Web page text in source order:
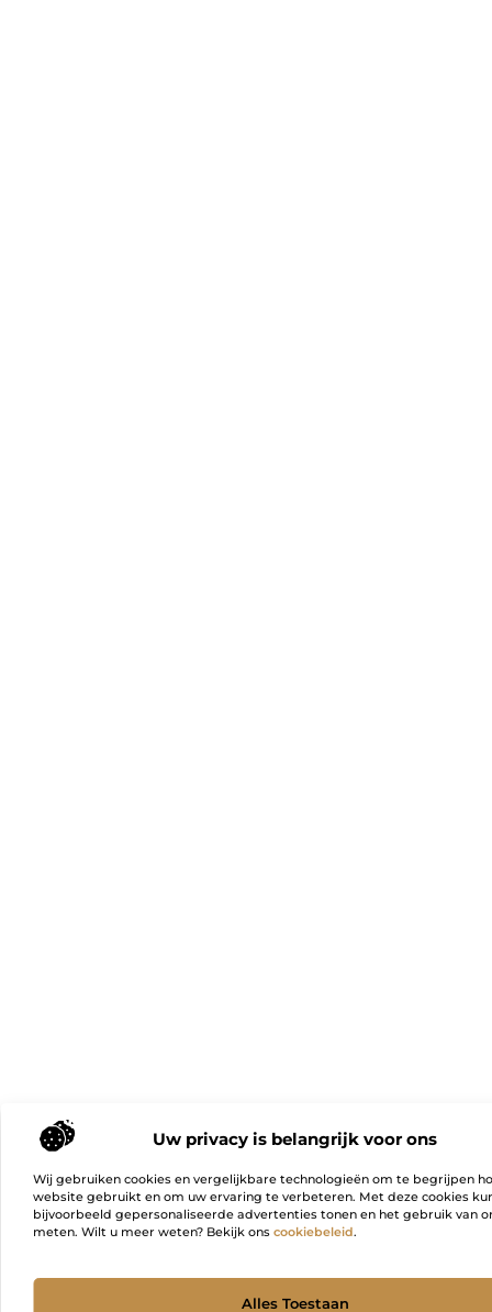
Uw privacy is belangrijk voor ons
Wij gebruiken cookies en vergelijkbare technologieën om te begrijpen
website gebruikt en om uw ervaring te verbeteren. Met deze cookies
bijvoorbeeld gepersonaliseerde advertenties tonen en het gebruik van
meten. Wilt u meer weten? Bekijk ons cookiebeleid.
Alles Toestaan